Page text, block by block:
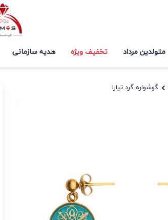
متولدین مرداد تخفیف ویژه هدیه سازمانی
گوشواره گرد تیارا